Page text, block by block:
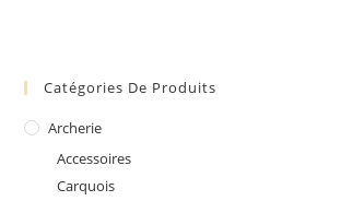
Catégories De Produits
Archerie
Accessoires
Carquois